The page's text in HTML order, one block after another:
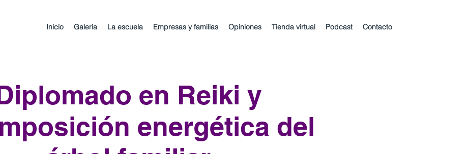
Inicio Galeria La escuela Empresas y familias Opiniones Tienda virtual Podcast Contacto
en Reiki y
energética del